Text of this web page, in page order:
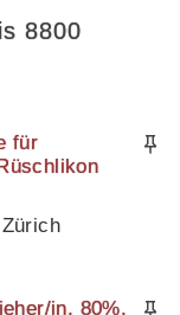
8800
für
in, 80%,